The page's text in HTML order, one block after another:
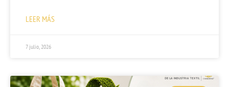
LEER MÁS
7 julio, 2026